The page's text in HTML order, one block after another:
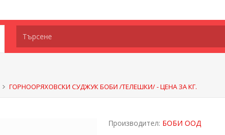
ГОРНООРЯХОВСКИ СУДЖУК БОБИ /ТЕЛЕШКИ/ - ЦЕНА ЗА КГ.
Производител: БОБИ ООД